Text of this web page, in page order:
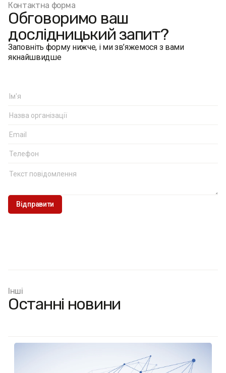
Контактна форма
Обговоримо ваш
дослідницький запит?
Заповніть форму нижче, і ми зв’яжемося з вами
якнайшвидше
Інші
Останні новини